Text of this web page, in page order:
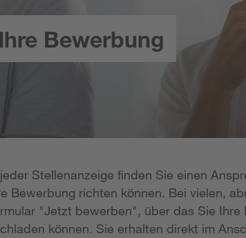
Bewerbung
Stellenanzeige finden Sie einen
Bewerbung richten können. Bei vielen,
"Jetzt bewerben", über das Sie
können. Sie erhalten direkt im